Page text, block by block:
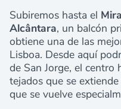
Subiremos hasta el
Alcântara, un balcón
obtiene una de las
Lisboa. Desde aquí
de San Jorge, el
tejados que se
que se vuelve